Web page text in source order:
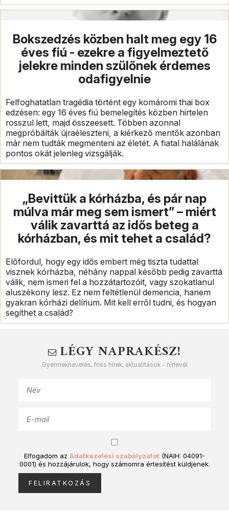
Bokszedzés közben halt meg egy 16
éves fiú - ezekre a figyelmeztető
jelekre minden szülőnek érdemes
odafigyelnie
Felfoghatatlan tragédia történt egy komáromi thai box
edzésen: egy 16 éves fiú bemelegítés közben hirtelen
rosszul lett, majd összeesett. Többen azonnal
megpróbálták újraéleszteni, a kiérkező mentők azonban
már nem tudták megmenteni az életét. A fiatal halálának
pontos okát jelenleg vizsgálják.
„Bevittük a kórházba, és pár nap
múlva már meg sem ismert” – miért
válik zavarttá az idős beteg a
kórházban, és mit tehet a család?
Előfordul, hogy egy idős embert még tiszta tudattal
visznek kórházba, néhány nappal később pedig zavarttá
válik, nem ismeri fel a hozzátartozóit, vagy szokatlanul
aluszékony lesz. Ez nem feltétlenül demencia, hanem
gyakran kórházi delírium. Mit kell erről tudni, és hogyan
segíthet a család?
LÉGY NAPRAKÉSZ!
Gyermeknevelés, friss hírek, aktualitások - hírlevél
Elfogadom az Adatkezelési szabályzatot (NAIH: 04091-
0001) és hozzájárulok, hogy számomra értesítést küldjenek.